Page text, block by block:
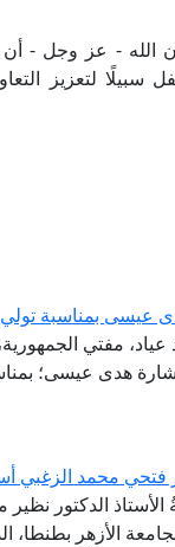
الله - عز وجل - أن
سبيلًا لتعزيز
بمناسبة تولي
مفتي
هدى عيسى؛
فتحي محمد الزغبي
الدكتور
الأزهر